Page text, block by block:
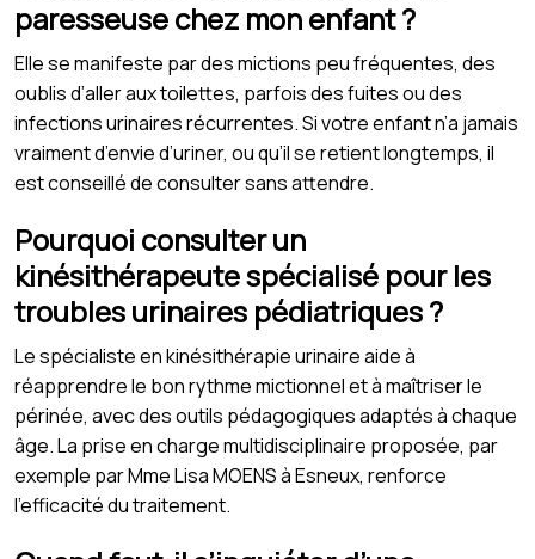
paresseuse chez mon enfant ?
Elle se manifeste par des mictions peu fréquentes, des
oublis d’aller aux toilettes, parfois des fuites ou des
infections urinaires récurrentes. Si votre enfant n’a jamais
vraiment d’envie d’uriner, ou qu’il se retient longtemps, il
est conseillé de consulter sans attendre.
Pourquoi consulter un
kinésithérapeute spécialisé pour les
troubles urinaires pédiatriques ?
Le spécialiste en kinésithérapie urinaire aide à
réapprendre le bon rythme mictionnel et à maîtriser le
périnée, avec des outils pédagogiques adaptés à chaque
âge. La prise en charge multidisciplinaire proposée, par
exemple par Mme Lisa MOENS à Esneux, renforce
l’efficacité du traitement.